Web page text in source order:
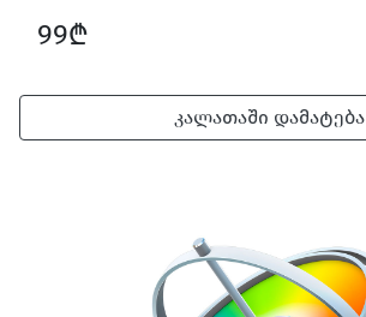
99₾
კალათაში დამატება